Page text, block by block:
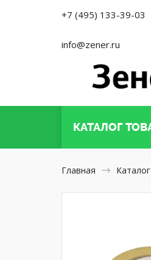
+7 (495) 133-39-03
info@zener.ru
КАТАЛОГ
Главная Каталог